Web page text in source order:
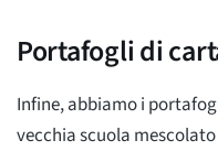
Portafogli di
Infine, abbiamo i
vecchia scuola